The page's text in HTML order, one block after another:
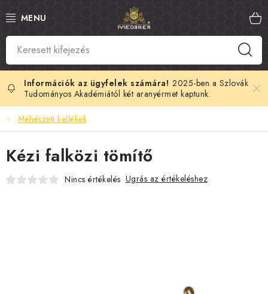
tartalomhoz
SZLOVÁK MÉZ
MANUKA MÉZ
MÉHPEMPŐ
KIRÁLYI ZSELÉ
2025-ben a Szlovák
Tudományos Akadémiától két aranyérmet kaptunk.
Méhészeti kellékek
Kézi falközi tömítő
Nincs értékelés Ugrás az értékeléshez